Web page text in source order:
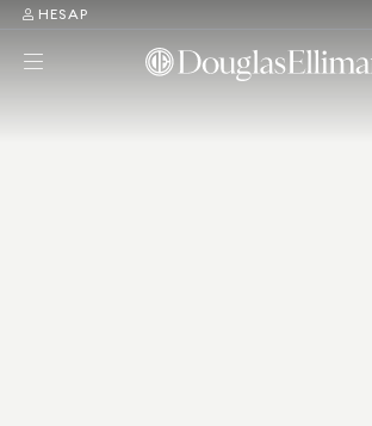
HESAP